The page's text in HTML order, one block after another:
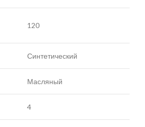
120
Синтетический
Масляный
4